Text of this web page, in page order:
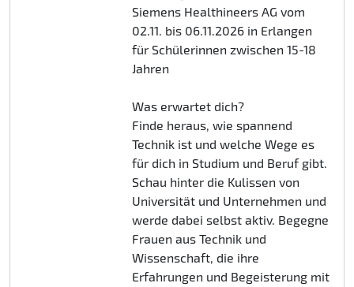
Siemens Healthineers AG vom
02.11. bis 06.11.2026 in Erlangen
für Schülerinnen zwischen 15-18
Jahren
Was erwartet dich?
Finde heraus, wie spannend
Technik ist und welche Wege es
für dich in Studium und Beruf gibt.
Schau hinter die Kulissen von
Universität und Unternehmen und
werde dabei selbst aktiv. Begegne
Frauen aus Technik und
Wissenschaft, die ihre
Erfahrungen und Begeisterung mit